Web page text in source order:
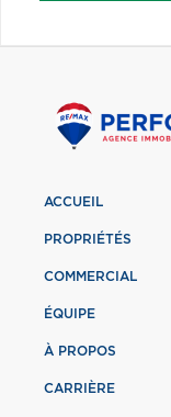
ACCUEIL
PROPRIÉTÉS
COMMERCIAL
ÉQUIPE
À PROPOS
CARRIÈRE